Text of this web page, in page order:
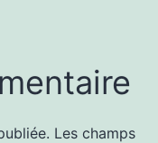
Les champs